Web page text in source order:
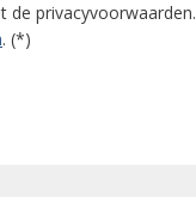
de privacyvoorwaarden.
. (*)